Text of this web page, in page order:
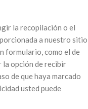
la recopilación o el
a nuestro sitio
formulario, como el de
la opción de recibir
de que haya marcado
usted puede